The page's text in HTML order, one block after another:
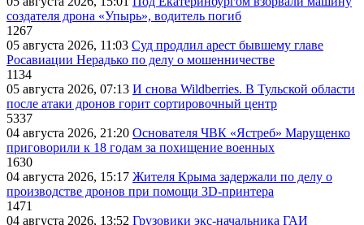
создателя дрона «Упырь», водитель погиб
1267
05 августа 2026, 11:03 Суд продлил арест бывшему главе
Росавиации Нерадько по делу о мошенничестве
1134
05 августа 2026, 07:13 И снова Wildberries. В Тульской области
после атаки дронов горит сортировочный центр
5337
04 августа 2026, 21:20 Основателя ЧВК «Ястреб» Марущенко
приговорили к 18 годам за похищение военных
1630
04 августа 2026, 15:17 Жителя Крыма задержали по делу о
производстве дронов при помощи 3D‑принтера
1471
04 августа 2026, 13:52 Грузовики экс-начальника ГАИ